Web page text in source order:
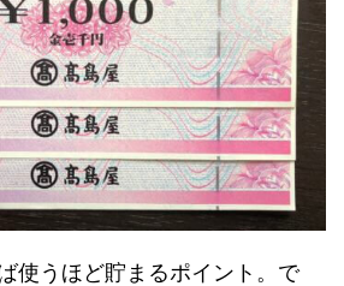
使うほど貯まるポイント。で